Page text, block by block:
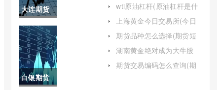
大连期货
商品交易
所期货品
种(大连期
货哪个品
白银期货
wti原油杠杆(原油杠杆是什
上海黄金今日交易所(今日
期货品种怎么选择(期货短
湖南黄金绝对成为大牛股
期货交易编码怎么查询(期